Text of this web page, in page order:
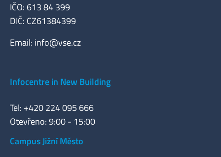
IČO: 613 84 399
DIČ: CZ61384399
Email: info@vse.cz
Infocentre in New Building
Tel: +420 224 095 666
Otevřeno: 9:00 - 15:00
Campus Jižní Město